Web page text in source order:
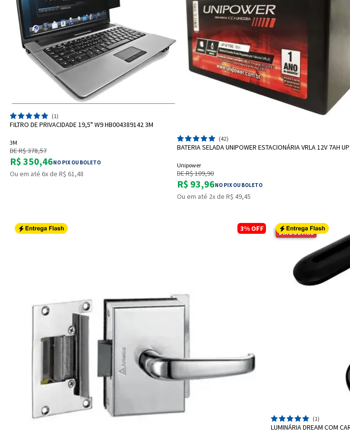
(1)
FILTRO DE PRIVACIDADE 19,5" W9 HB004389142 3M
3M
DE R$ 378,57
R$ 350,46NO PIX OU BOLETO
Ou em até 6x de R$ 61,48
(42)
BATERIA SELADA UNIPOWER ESTACIONÁRIA VRLA 12V 7AH
Unipower
DE R$ 109,90
R$ 93,96NO PIX OU BOLETO
Ou em até 2x de R$ 49,45
3% OFF DIA DOS PAIS
(1)
LUMINÁRIA DREAM COM